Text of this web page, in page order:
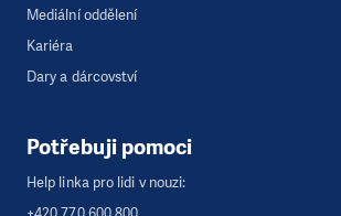
Mediální oddělení
Kariéra
Dary a dárcovství
Potřebuji pomoci
Help linka pro lidi v nouzi: